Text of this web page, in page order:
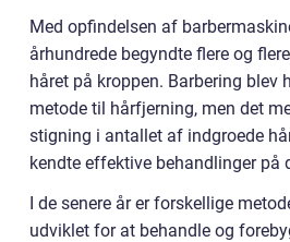
Med opfindelsen af
århundrede begyndte flere og
håret på kroppen. Barbering
metode til hårfjerning, men det
stigning i antallet af indgroede
kendte effektive behandlinger på
I de senere år er forskellige
udviklet for at behandle og